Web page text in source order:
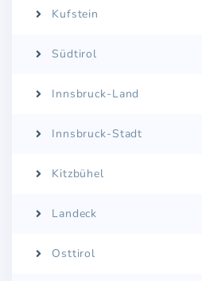
Kufstein
Südtirol
Innsbruck-Land
Innsbruck-Stadt
Kitzbühel
Landeck
Osttirol